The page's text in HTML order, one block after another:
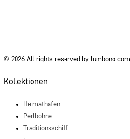
© 2026 All rights reserved by lumbono.com
Kollektionen
Heimathafen
Perlbohne
Traditionsschiff